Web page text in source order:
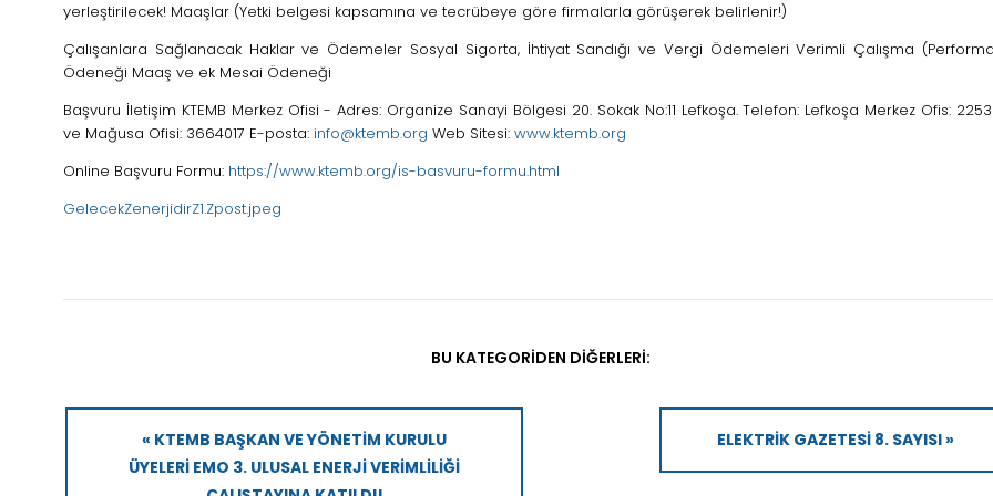
yerleştirilecek! Maaşlar (Yetki belgesi kapsamına ve tecrübeye göre firmalarla görüşerek belirlenir!)
Çalışanlara Sağlanacak Haklar ve Ödemeler Sosyal Sigorta, İhtiyat Sandığı ve Vergi Ödemeleri Verimli Çalışma
Ödeneği Maaş ve ek Mesai Ödeneği
Başvuru İletişim KTEMB Merkez Ofisi - Adres: Organize Sanayi Bölgesi 20. Sokak No:11 Lefkoşa. Telefon: Lefkoşa Merkez Ofis:
ve Mağusa Ofisi: 3664017 E-posta: info@ktemb.org Web Sitesi: www.ktemb.org
Online Başvuru Formu: https://www.ktemb.org/is-basvuru-formu.html
GelecekZenerjidirZ1.Zpost.jpeg
BU KATEGORIDEN DIĞERLERI:
« KTEMB BAŞKAN VE YÖNETIM KURULU
ÜYELERI EMO 3. ULUSAL ENERJI VERIMLILIĞI
ELEKTRIK GAZETESI 8. SAYISI »